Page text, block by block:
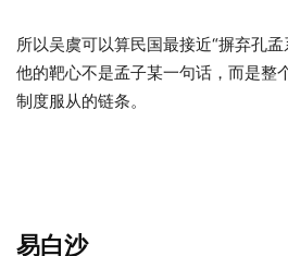
所以吴虞可以算民国最接近“摒弃孔孟
他的靶心不是孟子某一句话，而是整
制度服从的链条。
易白沙